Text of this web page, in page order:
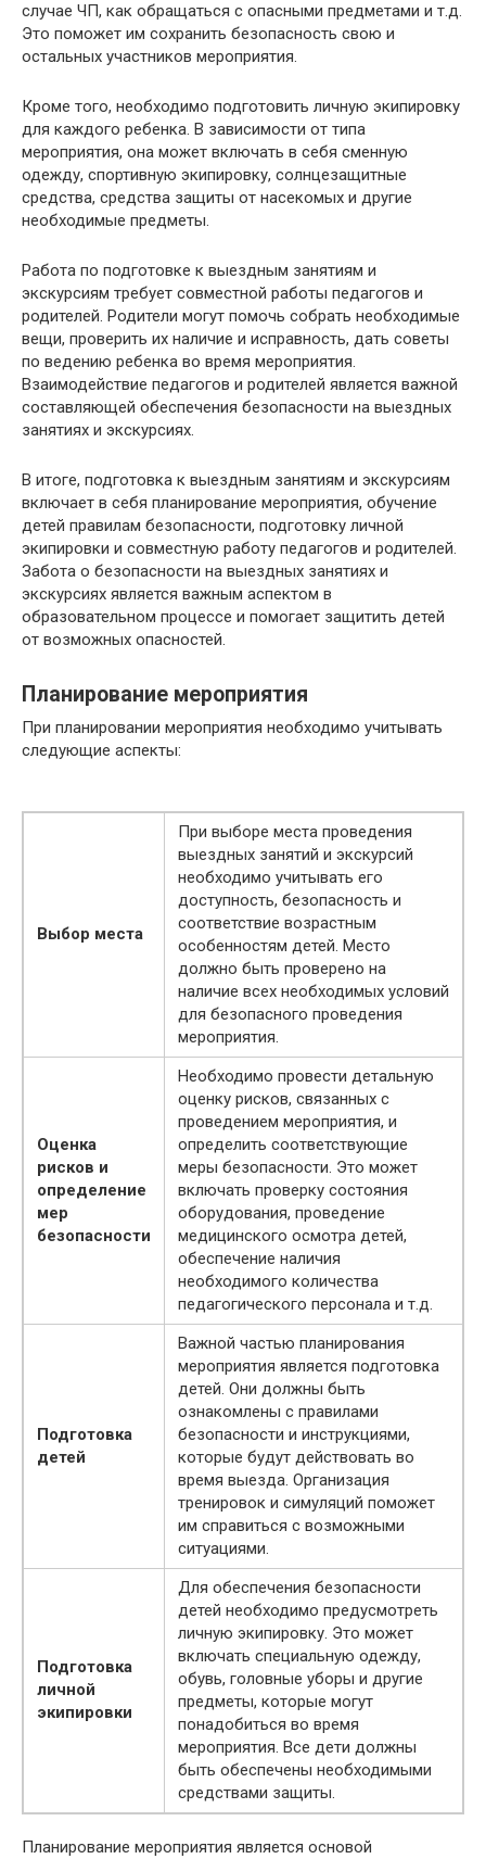
случае ЧП, как обращаться с опасными предметами и т.д.
Это поможет им сохранить безопасность свою и
остальных участников мероприятия.
Кроме того, необходимо подготовить личную экипировку
для каждого ребенка. В зависимости от типа
мероприятия, она может включать в себя сменную
одежду, спортивную экипировку, солнцезащитные
средства, средства защиты от насекомых и другие
необходимые предметы.
Работа по подготовке к выездным занятиям и
экскурсиям требует совместной работы педагогов и
родителей. Родители могут помочь собрать необходимые
вещи, проверить их наличие и исправность, дать советы
по ведению ребенка во время мероприятия.
Взаимодействие педагогов и родителей является важной
составляющей обеспечения безопасности на выездных
занятиях и экскурсиях.
В итоге, подготовка к выездным занятиям и экскурсиям
включает в себя планирование мероприятия, обучение
детей правилам безопасности, подготовку личной
экипировки и совместную работу педагогов и родителей.
Забота о безопасности на выездных занятиях и
экскурсиях является важным аспектом в
образовательном процессе и помогает защитить детей
от возможных опасностей.
Планирование мероприятия
При планировании мероприятия необходимо учитывать
следующие аспекты:
Выбор места
При выборе места проведения
выездных занятий и экскурсий
необходимо учитывать его
доступность, безопасность и
соответствие возрастным
особенностям детей. Место
должно быть проверено на
наличие всех необходимых условий
для безопасного проведения
мероприятия.
Оценка
рисков и
определение
мер
безопасности
Необходимо провести детальную
оценку рисков, связанных с
проведением мероприятия, и
определить соответствующие
меры безопасности. Это может
включать проверку состояния
оборудования, проведение
медицинского осмотра детей,
обеспечение наличия
необходимого количества
педагогического персонала и т.д.
Подготовка
детей
Важной частью планирования
мероприятия является подготовка
детей. Они должны быть
ознакомлены с правилами
безопасности и инструкциями,
которые будут действовать во
время выезда. Организация
тренировок и симуляций поможет
им справиться с возможными
ситуациями.
Подготовка
личной
экипировки
Для обеспечения безопасности
детей необходимо предусмотреть
личную экипировку. Это может
включать специальную одежду,
обувь, головные уборы и другие
предметы, которые могут
понадобиться во время
мероприятия. Все дети должны
быть обеспечены необходимыми
средствами защиты.
Планирование мероприятия является основой